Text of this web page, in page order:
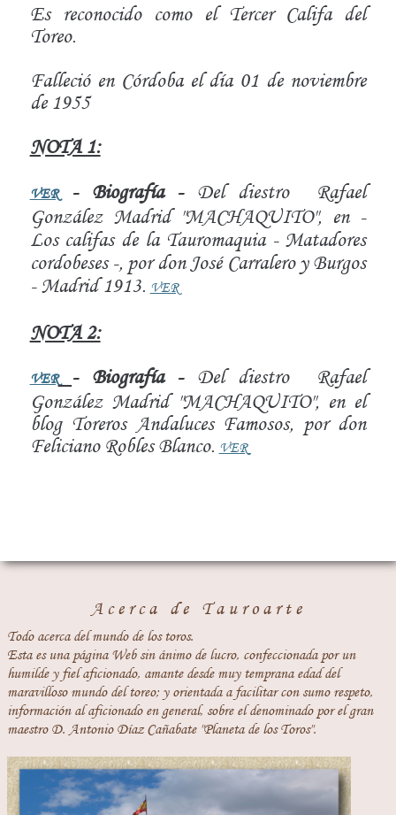
Es reconocido como el Tercer Califa del
Toreo.
Falleció en Córdoba el día 01 de noviembre
de 1955
NOTA 1:
VER- Biografía - Del diestro Rafael
González Madrid "MACHAQUITO", en -
Los califas de la Tauromaquia - Matadores
cordobeses -, por don José Carralero y Burgos
- Madrid 1913. VER
NOTA 2:
VER - Biografía - Del diestro Rafael
González Madrid "MACHAQUITO", en el
blog Toreros Andaluces Famosos, por don
Feliciano Robles Blanco. VER
Acerca de Tauroarte
Todo acerca del mundo de los toros.
Esta es una página Web sin ánimo de lucro, confeccionada por un
humilde y fiel aficionado, amante desde muy temprana edad del
maravilloso mundo del toreo; y orientada a facilitar con sumo respeto,
información al aficionado en general, sobre el denominado por el gran
maestro D. Antonio Díaz Cañabate "Planeta de los Toros".